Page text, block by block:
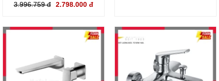
3.996.759 đ 2.798.000 đ